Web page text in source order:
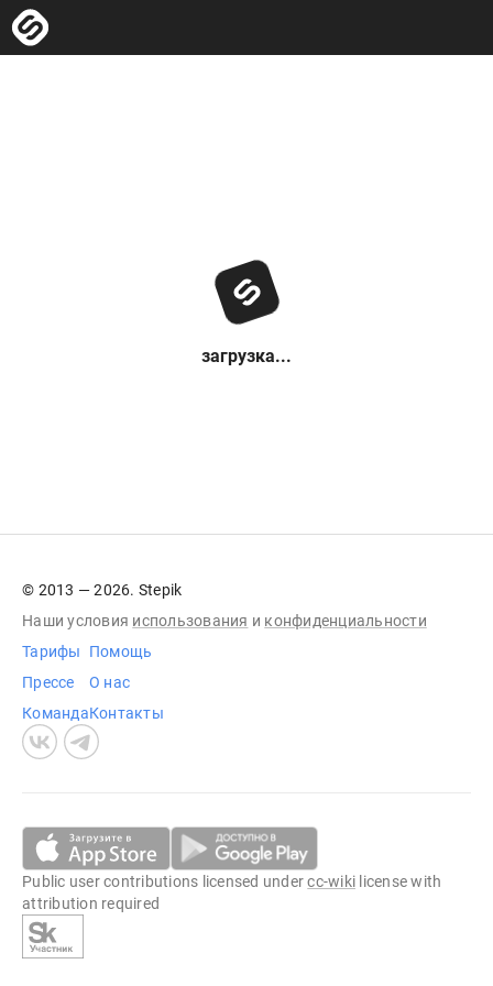
загрузка...
© 2013 — 2026. Stepik
Наши условия использования и конфиденциальности
Тарифы
Прессе
Команда
Помощь
О нас
Контакты
Public user contributions licensed undercc-wiki license with
attribution required